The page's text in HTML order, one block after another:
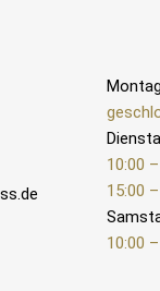
Montag
10:00
15:00
10:00